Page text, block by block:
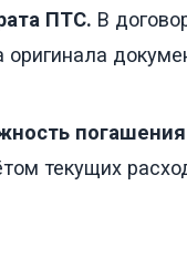
ПТС. В
оригинала
текущих